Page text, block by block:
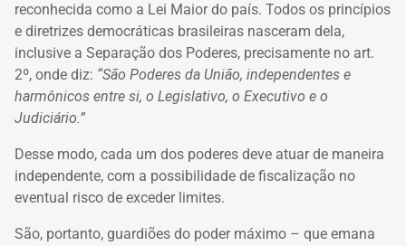
reconhecida como a Lei Maior do país. Todos os princípios
e diretrizes democráticas brasileiras nasceram dela,
inclusive a Separação dos Poderes, precisamente no art.
2º, onde diz: “São Poderes da União, independentes e
harmônicos entre si, o Legislativo, o Executivo e o
Judiciário.”
Desse modo, cada um dos poderes deve atuar de maneira
independente, com a possibilidade de fiscalização no
eventual risco de exceder limites.
São, portanto, guardiões do poder máximo – que emana